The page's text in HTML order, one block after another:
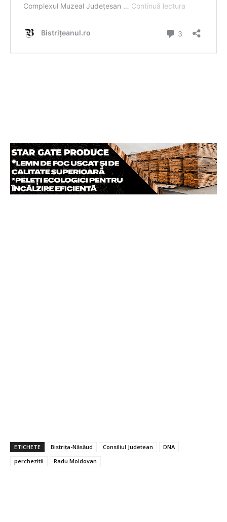
ETICHETE Bistrița-Năsăud Consiliul Judetean
DNA
perchezitii
Radu Moldovan